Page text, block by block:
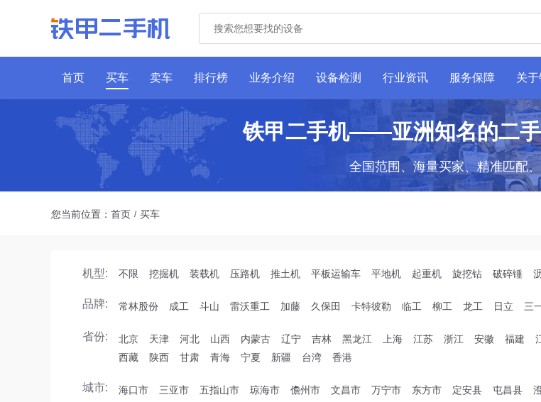
首页 买车 卖车 排行榜 业务介绍 设备检测 行业资讯 服务保障 关于
铁甲二手机——亚洲知名的二
全国范围、海量买家、精准匹配
您当前位置： 首页 / 买车
机型: 不限 挖掘机 装载机 压路机 推土机 平板运输车 平地机 起重机 旋挖钻 破碎锤
品牌: 常林股份 成工 斗山 雷沃重工 加藤 久保田 卡特彼勒 临工 柳工 龙工 日立 三
省份: 北京 天津 河北 山西 内蒙古 辽宁 吉林 黑龙江 上海 江苏 浙江 安徽 福建
西藏
陕西 甘肃 青海 宁夏 新疆 台湾 香港
城市: 海口市 三亚市 五指山市 琼海市 儋州市 文昌市 万宁市 东方市 定安县 屯昌县